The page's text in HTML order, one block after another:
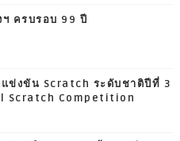
ฯ ครบรอบ 99 ปี
ข่งขัน Scratch ระดับชาติปีที่ 3
Scratch Competition